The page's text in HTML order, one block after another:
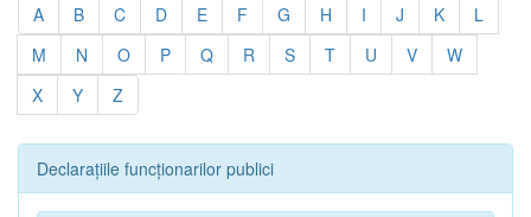
A B C D E F G H I J K
L
M
N O P Q R S T U V
W
X
Y Z
Declarațiile funcționarilor publici